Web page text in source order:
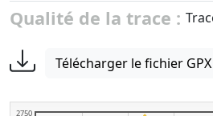
Qualité de la trace :
Télécharger le fichier GPX
2750